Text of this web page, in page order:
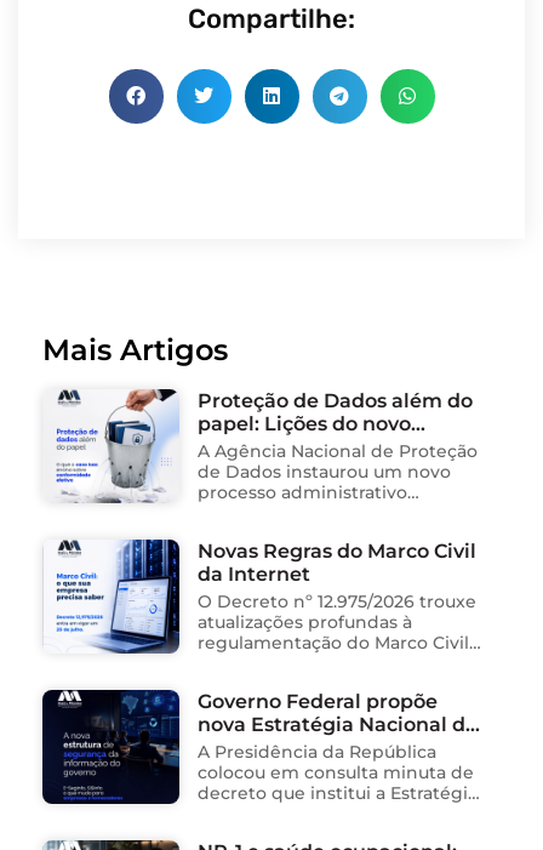
Compartilhe:
Mais Artigos
Proteção de Dados além do
papel: Lições do novo
processo sancionador da
ANPD
A Agência Nacional de Proteção
de Dados instaurou um novo
processo administrativo
organização social responsável
pela gestão de unidades
públicas de saúde …
Novas Regras do Marco Civil
da Internet
O Decreto nº 12.975/2026 trouxe
atualizações profundas à
regulamentação do Marco Civil
operações de empresas de
tecnologia no Brasil. Para ajudar
na …
Governo Federal propõe
nova Estratégia Nacional de
Segurança da Informação e
cria sistema integrado de
governança para órgãos
A Presidência da República
colocou em consulta minuta de
decreto que institui a Estratégia